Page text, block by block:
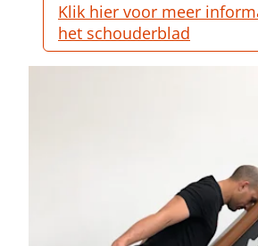
Klik hier voor meer
het schouderblad